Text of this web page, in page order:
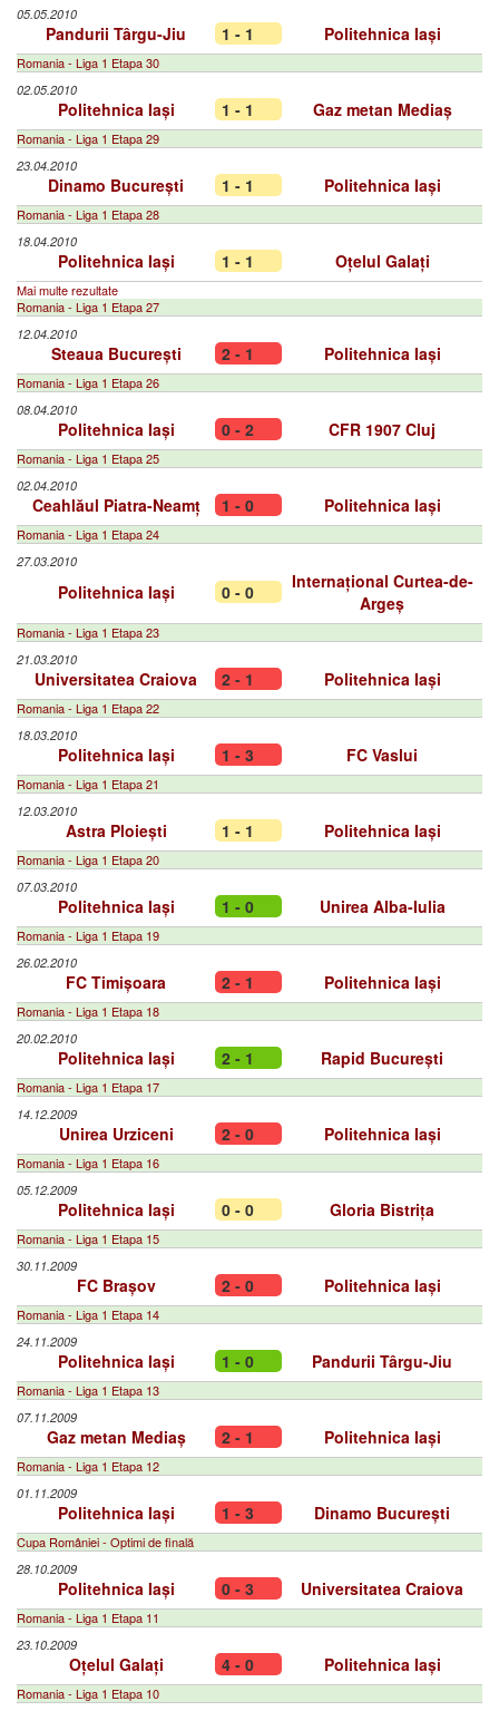
05.05.2010
Pandurii Târgu-Jiu 1 - 1 Politehnica Iași
Romania - Liga 1 Etapa 30
02.05.2010
Politehnica Iași 1 - 1 Gaz metan Mediaș
Romania - Liga 1 Etapa 29
23.04.2010
Dinamo București 1 - 1 Politehnica Iași
Romania - Liga 1 Etapa 28
18.04.2010
Politehnica Iași 1 - 1 Oțelul Galați
Mai multe rezultate
Romania - Liga 1 Etapa 27
12.04.2010
Steaua București 2 - 1 Politehnica Iași
Romania - Liga 1 Etapa 26
08.04.2010
Politehnica Iași 0 - 2 CFR 1907 Cluj
Romania - Liga 1 Etapa 25
02.04.2010
Ceahlăul Piatra-Neamț 1 - 0 Politehnica Iași
Romania - Liga 1 Etapa 24
27.03.2010
Politehnica Iași 0 - 0
Internațional Curtea-de-
Argeș
Romania - Liga 1 Etapa 23
21.03.2010
Universitatea Craiova 2 - 1 Politehnica Iași
Romania - Liga 1 Etapa 22
18.03.2010
Politehnica Iași 1 - 3 FC Vaslui
Romania - Liga 1 Etapa 21
12.03.2010
Astra Ploiești 1 - 1 Politehnica Iași
Romania - Liga 1 Etapa 20
07.03.2010
Politehnica Iași 1 - 0 Unirea Alba-Iulia
Romania - Liga 1 Etapa 19
26.02.2010
FC Timișoara 2 - 1 Politehnica Iași
Romania - Liga 1 Etapa 18
20.02.2010
Politehnica Iași 2 - 1 Rapid București
Romania - Liga 1 Etapa 17
14.12.2009
Unirea Urziceni 2 - 0 Politehnica Iași
Romania - Liga 1 Etapa 16
05.12.2009
Politehnica Iași 0 - 0 Gloria Bistrița
Romania - Liga 1 Etapa 15
30.11.2009
FC Brașov 2 - 0 Politehnica Iași
Romania - Liga 1 Etapa 14
24.11.2009
Politehnica Iași 1 - 0 Pandurii Târgu-Jiu
Romania - Liga 1 Etapa 13
07.11.2009
Gaz metan Mediaș 2 - 1 Politehnica Iași
Romania - Liga 1 Etapa 12
01.11.2009
Politehnica Iași 1 - 3 Dinamo București
Cupa României - Optimi de finală
28.10.2009
Politehnica Iași 0 - 3 Universitatea Craiova
Romania - Liga 1 Etapa 11
23.10.2009
Oțelul Galați 4 - 0 Politehnica Iași
Romania - Liga 1 Etapa 10